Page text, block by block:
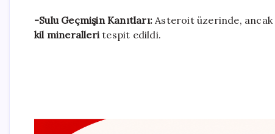
-Sulu Geçmişin Kanıtları: Asteroit üzerinde, ancak
kil mineralleri tespit edildi.